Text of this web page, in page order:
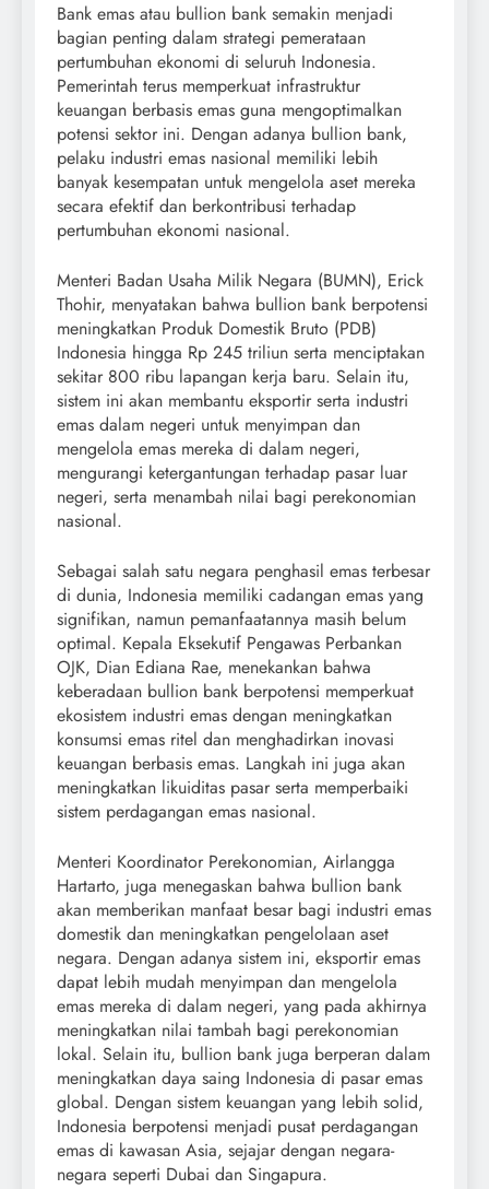
Bank emas atau bullion bank semakin menjadi
bagian penting dalam strategi pemerataan
pertumbuhan ekonomi di seluruh Indonesia.
Pemerintah terus memperkuat infrastruktur
keuangan berbasis emas guna mengoptimalkan
potensi sektor ini. Dengan adanya bullion bank,
pelaku industri emas nasional memiliki lebih
banyak kesempatan untuk mengelola aset mereka
secara efektif dan berkontribusi terhadap
pertumbuhan ekonomi nasional.
Menteri Badan Usaha Milik Negara (BUMN), Erick
Thohir, menyatakan bahwa bullion bank berpotensi
meningkatkan Produk Domestik Bruto (PDB)
Indonesia hingga Rp 245 triliun serta menciptakan
sekitar 800 ribu lapangan kerja baru. Selain itu,
sistem ini akan membantu eksportir serta industri
emas dalam negeri untuk menyimpan dan
mengelola emas mereka di dalam negeri,
mengurangi ketergantungan terhadap pasar luar
negeri, serta menambah nilai bagi perekonomian
nasional.
Sebagai salah satu negara penghasil emas terbesar
di dunia, Indonesia memiliki cadangan emas yang
signifikan, namun pemanfaatannya masih belum
optimal. Kepala Eksekutif Pengawas Perbankan
OJK, Dian Ediana Rae, menekankan bahwa
keberadaan bullion bank berpotensi memperkuat
ekosistem industri emas dengan meningkatkan
konsumsi emas ritel dan menghadirkan inovasi
keuangan berbasis emas. Langkah ini juga akan
meningkatkan likuiditas pasar serta memperbaiki
sistem perdagangan emas nasional.
Menteri Koordinator Perekonomian, Airlangga
Hartarto, juga menegaskan bahwa bullion bank
akan memberikan manfaat besar bagi industri emas
domestik dan meningkatkan pengelolaan aset
negara. Dengan adanya sistem ini, eksportir emas
dapat lebih mudah menyimpan dan mengelola
emas mereka di dalam negeri, yang pada akhirnya
meningkatkan nilai tambah bagi perekonomian
lokal. Selain itu, bullion bank juga berperan dalam
meningkatkan daya saing Indonesia di pasar emas
global. Dengan sistem keuangan yang lebih solid,
Indonesia berpotensi menjadi pusat perdagangan
emas di kawasan Asia, sejajar dengan negara-
negara seperti Dubai dan Singapura.